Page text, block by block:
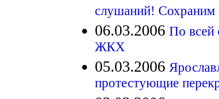
слушаний! Сохраним
06.03.2006 По всей
ЖКХ
05.03.2006
протестующие